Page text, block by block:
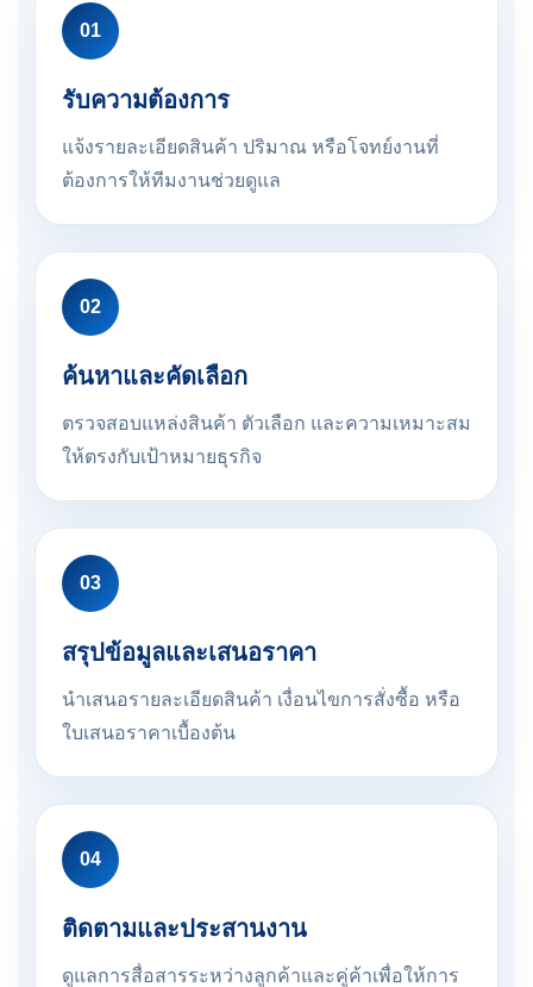
01
รับความต้องการ
แจ้งรายละเอียดสินค้า ปริมาณ หรือโจทย์งานที่
ต้องการให้ทีมงานช่วยดูแล
02
ค้นหาและคัดเลือก
ตรวจสอบแหล่งสินค้า ตัวเลือก และความเหมาะสม
ให้ตรงกับเป้าหมายธุรกิจ
03
สรุปข้อมูลและเสนอราคา
นำเสนอรายละเอียดสินค้า เงื่อนไขการสั่งซื้อ หรือ
ใบเสนอราคาเบื้องต้น
04
ติดตามและประสานงาน
ดูแลการสื่อสารระหว่างลูกค้าและคู่ค้าเพื่อให้การ